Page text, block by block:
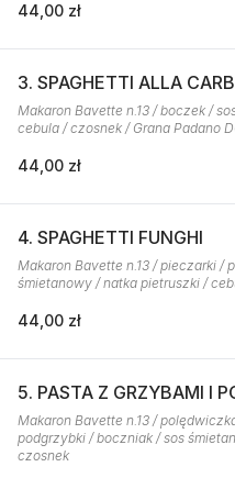
44,00 zł
3. SPAGHETTI ALLA
Makaron Bavette n.13 / boczek /
cebula / czosnek / Grana Padano
44,00 zł
4. SPAGHETTI FUNGHI
Makaron Bavette n.13 / pieczarki /
śmietanowy / natka pietruszki /
44,00 zł
5. PASTA Z GRZYBAMI I
Makaron Bavette n.13 /
podgrzybki / boczniak / sos
czosnek